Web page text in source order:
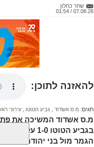
שחר כחלון
07.08.26 / 01:54
להאזנה לתוכן:
תגים: מ.ס אשדוד גביע הטוטו עירוני
מ.ס אשדוד המשיכה את
בגביע
הגמר מול בני יהודה